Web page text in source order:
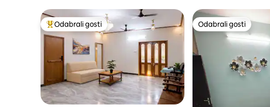
Među najviše rangiranima s oznakom „Odabrali gosti”
Odabrali gosti Odabrali gosti
Odabrali gosti